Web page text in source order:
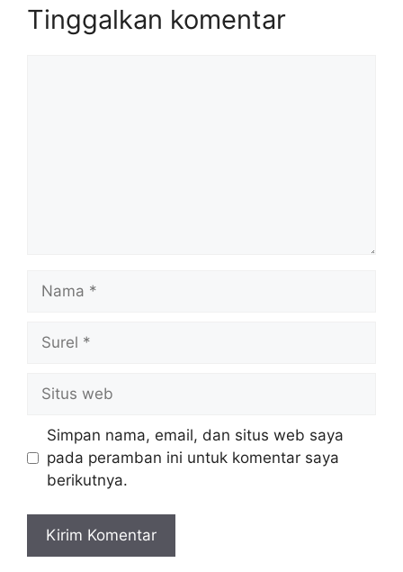
Tinggalkan komentar
web
Simpan nama, email, dan situs web saya
pada peramban ini untuk komentar saya
berikutnya.